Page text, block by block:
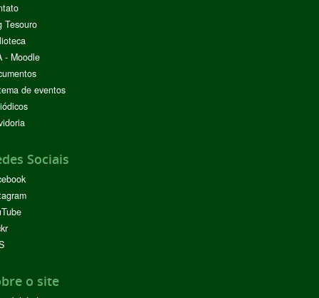
Tesouro
- Moodle
de eventos
Sociais
o site